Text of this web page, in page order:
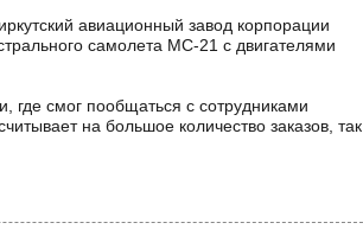
авиационный завод корпорации
самолета МС-21 с двигателями
где смог пообщаться с сотрудниками
на большое количество заказов, так